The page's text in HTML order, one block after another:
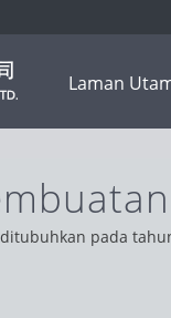
Laman
ditubuhkan pada
dari seluruh